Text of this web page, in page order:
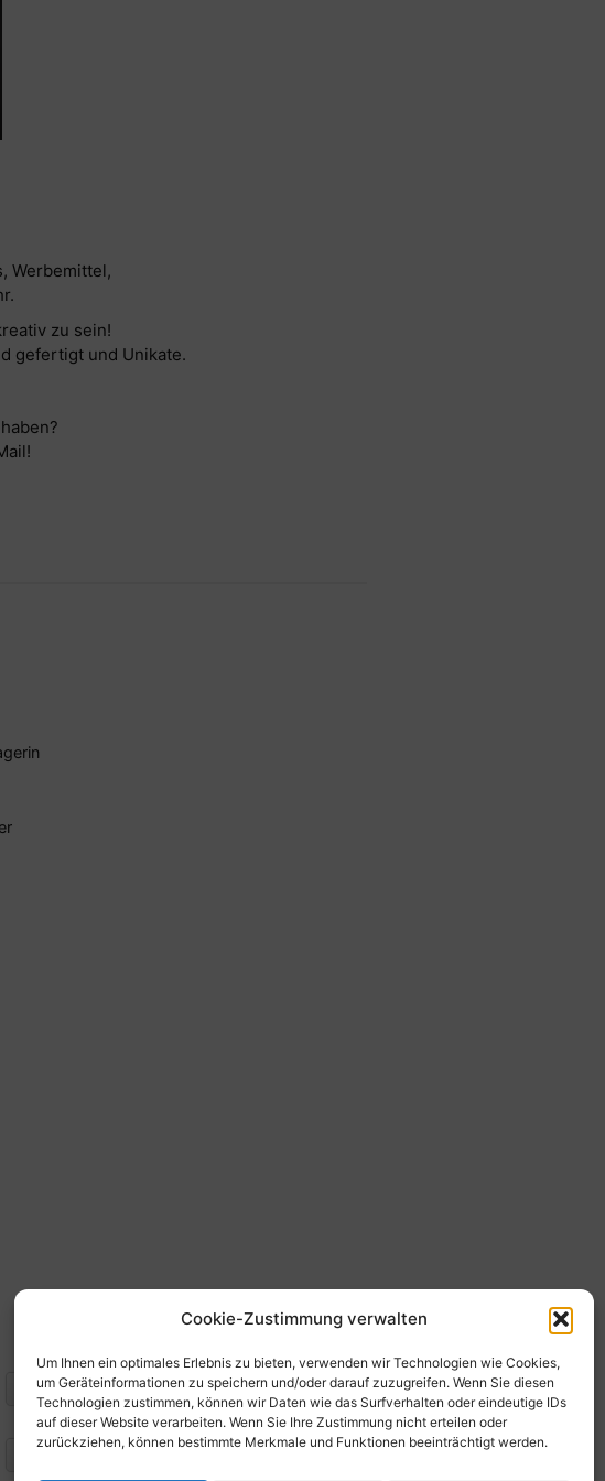
Cookie-Zustimmung verwalten
Um Ihnen ein optimales Erlebnis zu bieten, verwenden wir Technologien wie Cookies,
um Geräteinformationen zu speichern und/oder darauf zuzugreifen. Wenn Sie diesen
Technologien zustimmen, können wir Daten wie das Surfverhalten oder eindeutige IDs
auf dieser Website verarbeiten. Wenn Sie Ihre Zustimmung nicht erteilen oder
zurückziehen, können bestimmte Merkmale und Funktionen beeinträchtigt werden.
Werbemittel,
zu sein!
gefertigt und Unikate.
Zahlungsoptionen